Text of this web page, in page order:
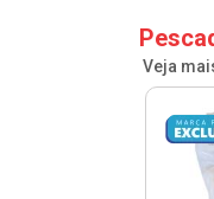
Veja